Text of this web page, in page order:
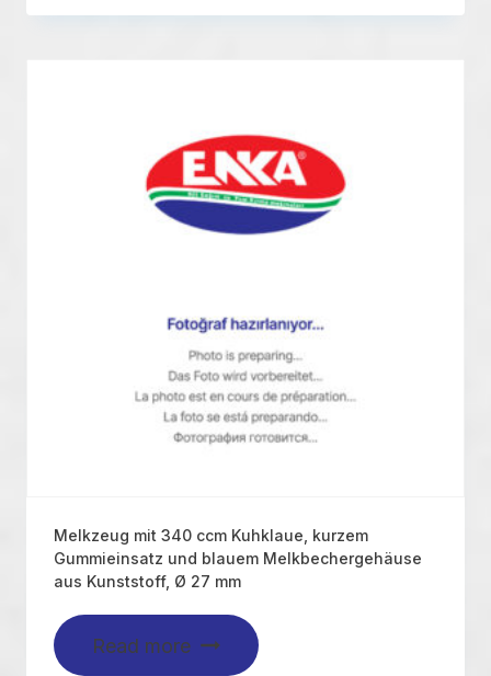
Melkzeug mit 340 ccm Kuhklaue, kurzem
Gummieinsatz und blauem Melkbechergehäuse
aus Kunststoff, Ø 27 mm
Read more